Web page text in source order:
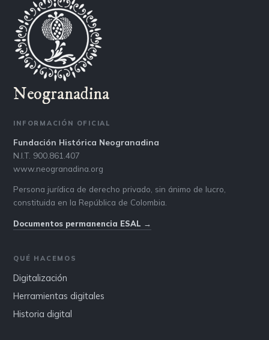
Neogranadina
INFORMACIÓN OFICIAL
Fundación Histórica Neogranadina
N.I.T. 900.861.407
www.neogranadina.org
Persona jurídica de derecho privado, sin ánimo de lucro,
constituida en la República de Colombia.
Documentos permanencia ESAL →
QUÉ HACEMOS
Digitalización
Herramientas digitales
Historia digital